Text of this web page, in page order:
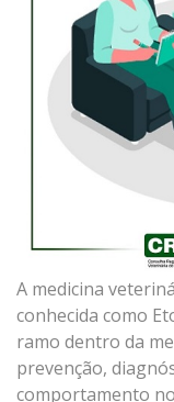
A medicina
conhecida como
ramo dentro da
prevenção,
comportamento